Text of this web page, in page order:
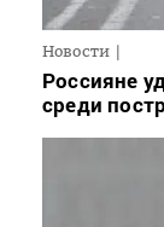
Новости
Россияне
среди